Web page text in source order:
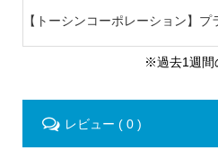
【トーシンコーポレーション】
※過去1週間
レビュー ( 0 )